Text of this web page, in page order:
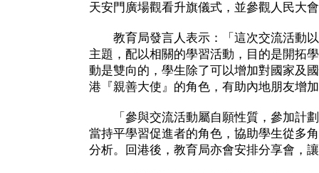
天安門廣場觀看升旗儀式，並參觀人民大
教育局發言人表示：「這次交流活動以
主題，配以相關的學習活動，目的是開拓
動是雙向的，學生除了可以增加對國家及
港『親善大使』的角色，有助內地朋友增
「參與交流活動屬自願性質，參加計劃
當持平學習促進者的角色，協助學生從多
分析。回港後，教育局亦會安排分享會，